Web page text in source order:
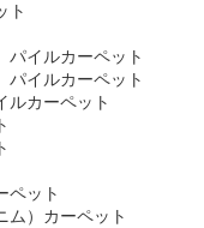
ト
パイルカーペット
パイルカーペット
ルカーペット
ペット
ム）カーペット